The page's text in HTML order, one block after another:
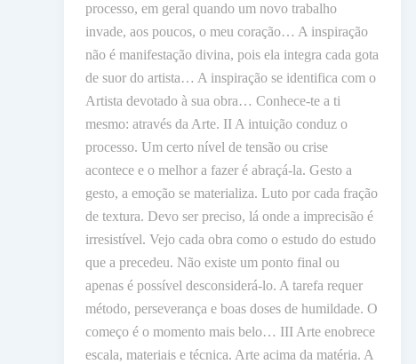
processo, em geral quando um novo trabalho
invade, aos poucos, o meu coração… A inspiração
não é manifestação divina, pois ela integra cada gota
de suor do artista… A inspiração se identifica com o
Artista devotado à sua obra… Conhece-te a ti
mesmo: através da Arte. II A intuição conduz o
processo. Um certo nível de tensão ou crise
acontece e o melhor a fazer é abraçá-la. Gesto a
gesto, a emoção se materializa. Luto por cada fração
de textura. Devo ser preciso, lá onde a imprecisão é
irresistível. Vejo cada obra como o estudo do estudo
que a precedeu. Não existe um ponto final ou
apenas é possível desconsiderá-lo. A tarefa requer
método, perseverança e boas doses de humildade. O
começo é o momento mais belo… III Arte enobrece
escala, materiais e técnica. Arte acima da matéria. A